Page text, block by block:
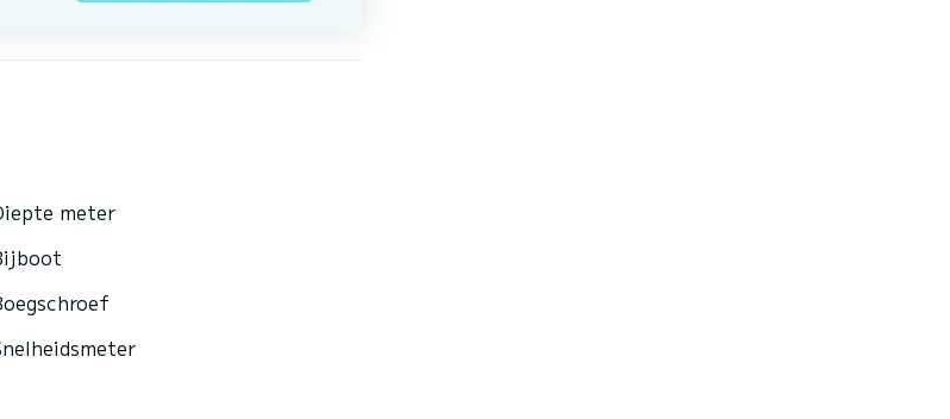
meter